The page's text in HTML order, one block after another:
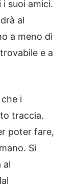
suoi amici.
al
a meno di
e a
che i
traccia.
poter fare,
Si
al